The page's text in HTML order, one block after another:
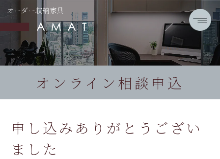
オーダー収納家具
オンライン相談申込
申し込みありがとうござい
ました